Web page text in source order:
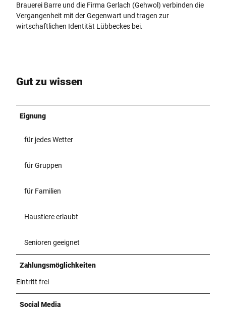
Brauerei Barre und die Firma Gerlach (Gehwol) verbinden die
Vergangenheit mit der Gegenwart und tragen zur
wirtschaftlichen Identität Lübbeckes bei.
Gut zu wissen
Eignung
für jedes Wetter
für Gruppen
für Familien
Haustiere erlaubt
Senioren geeignet
Zahlungsmöglichkeiten
Eintritt frei
Social Media